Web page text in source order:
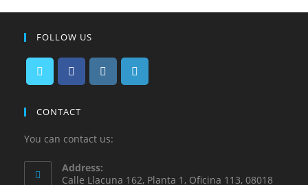
FOLLOW US
CONTACT
You can contact us:
Address:
Calle Llacuna 162, Planta 1, Oficina 113, 08018